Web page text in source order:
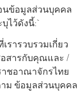
นข้อมูลส่วนบุคคล
บุไว้ดังนี้:
รารวบรวมเกี่ยว
อสารกับคุณและ /
ชอาณาจักรไทย
ม ข้อมูลส่วนบุคคล